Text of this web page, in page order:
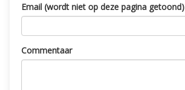
Email (wordt niet op deze pagina getoond)
Commentaar